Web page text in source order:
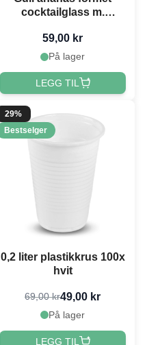
cocktailglass m.
59,00 kr
På lager
LEGG TIL
29%
Bestselger
0,2 liter plastikkrus 100x
hvit
69,00 kr49,00 kr
På lager
LEGG TIL